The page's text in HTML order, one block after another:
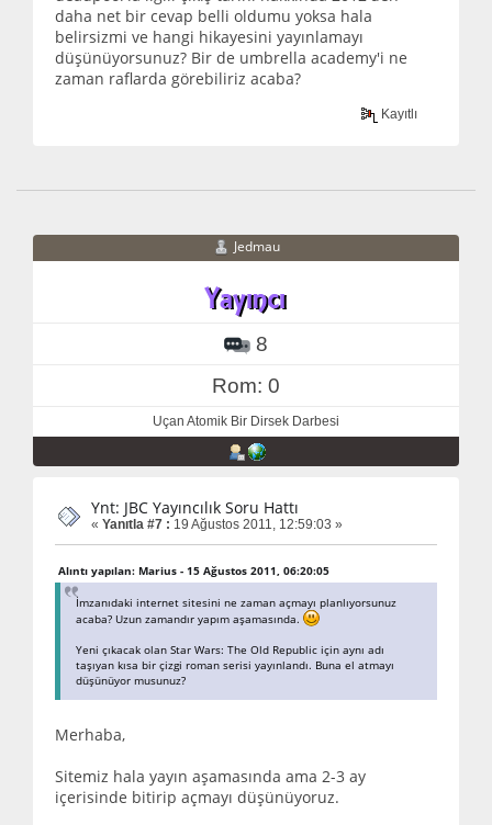
daha net bir cevap belli oldumu yoksa hala
belirsizmi ve hangi hikayesini yayınlamayı
düşünüyorsunuz? Bir de umbrella academy'i ne
zaman raflarda görebiliriz acaba?
Kayıtlı
Jedmau
8
Rom: 0
Uçan Atomik Bir Dirsek Darbesi
Ynt: JBC Yayıncılık Soru Hattı
« Yanıtla #7 : 19 Ağustos 2011, 12:59:03 »
Alıntı yapılan: Marius - 15 Ağustos 2011, 06:20:05
İmzanıdaki internet sitesini ne zaman açmayı planlıyorsunuz
acaba? Uzun zamandır yapım aşamasında.
Yeni çıkacak olan Star Wars: The Old Republic için aynı adı
taşıyan kısa bir çizgi roman serisi yayınlandı. Buna el atmayı
düşünüyor musunuz?
Merhaba,
Sitemiz hala yayın aşamasında ama 2-3 ay
içerisinde bitirip açmayı düşünüyoruz.